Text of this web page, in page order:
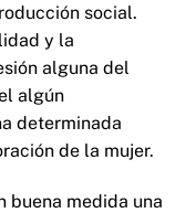
social.
y la
alguna del
algún
determinada
de la mujer.
buena medida una